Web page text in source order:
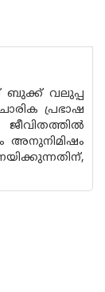
ബുക്ക് വലുപ്പ
പ്രഭാഷ
അനുനിമിഷം